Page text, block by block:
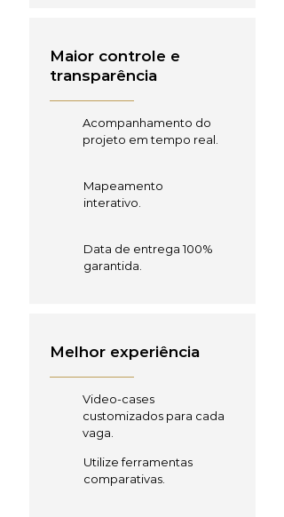
Maior controle e
transparência
Acompanhamento do
projeto em tempo real.
Mapeamento
interativo.
Data de entrega 100%
garantida.
Melhor experiência
Video-cases
customizados para cada
vaga.
Utilize ferramentas
comparativas.